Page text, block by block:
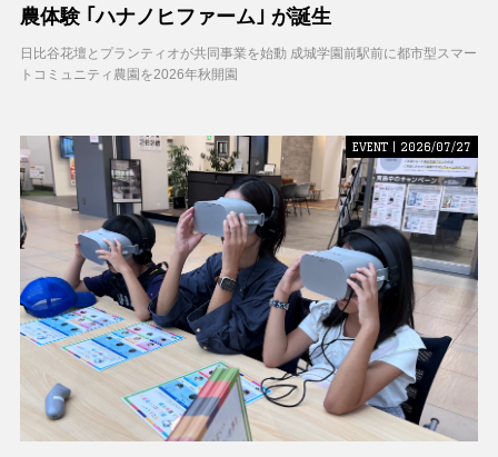
農体験 ｢ハナノヒファーム｣ が誕生
日比谷花壇とプランティオが共同事業を始動 成城学園前駅前に都市型スマー
トコミュニティ農園を2026年秋開園
EVENT | 2026/07/27